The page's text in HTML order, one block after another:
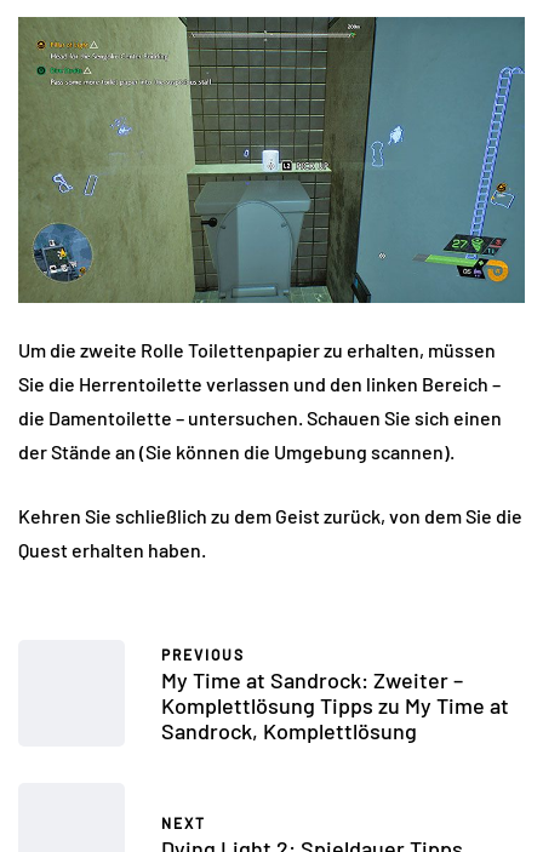
Um die zweite Rolle Toilettenpapier zu erhalten, müssen
Sie die Herrentoilette verlassen und den linken Bereich –
die Damentoilette – untersuchen. Schauen Sie sich einen
der Stände an (Sie können die Umgebung scannen).
Kehren Sie schließlich zu dem Geist zurück, von dem Sie die
Quest erhalten haben.
PREVIOUS
My Time at Sandrock: Zweiter –
Komplettlösung Tipps zu My Time at
Sandrock, Komplettlösung
NEXT